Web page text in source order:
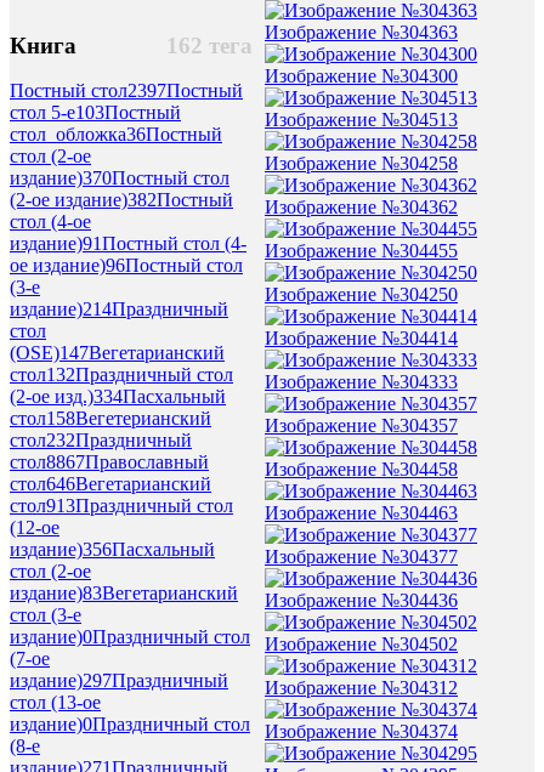
162 тега
Книга
Постный стол2397Постный
стол 5-е103Постный
стол_обложка36Постный
стол (2-ое
издание)370Постный стол
(2-ое издание)382Постный
стол (4-ое
издание)91Постный стол (4-
ое издание)96Постный стол
(3-е
издание)214Праздничный
стол
(OSE)147Вегетарианский
стол132Праздничный стол
(2-ое изд.)334Пасхальный
стол158Вегетерианский
стол232Праздничный
стол8867Православный
стол646Вегетарианский
стол913Праздничный стол
(12-ое
издание)356Пасхальный
стол (2-ое
издание)83Вегетарианский
стол (3-е
издание)0Праздничный стол
(7-ое
издание)297Праздничный
стол (13-ое
издание)0Праздничный стол
(8-е
Изображение №304363
Изображение №304300
Изображение №304513
Изображение №304258
Изображение №304362
Изображение №304455
Изображение №304250
Изображение №304414
Изображение №304333
Изображение №304357
Изображение №304458
Изображение №304463
Изображение №304377
Изображение №304436
Изображение №304502
Изображение №304312
Изображение №304374